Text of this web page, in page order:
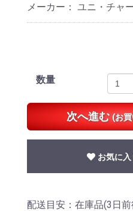
メーカー： ユニ・チャ
数量
次へ進む (お
お気に
配送目安：在庫品(3日前